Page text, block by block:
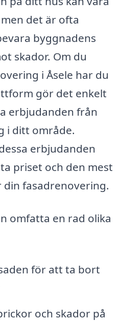
det är ofta
byggnadens
skador. Om du
i Åsele har du
gör det enkelt
erbjudanden från
i ditt område.
erbjudanden
priset och den mest
fasadrenovering.
omfatta en rad olika
för att ta bort
och skador på